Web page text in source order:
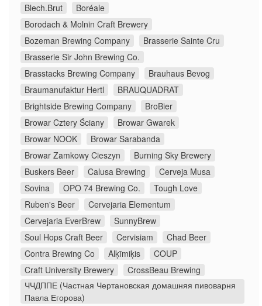
Blech.Brut
Boréale
Borodach & Molnin Craft Brewery
Bozeman Brewing Company
Brasserie Sainte Cru
Brasserie Sir John Brewing Co.
Brasstacks Brewing Company
Brauhaus Bevog
Braumanufaktur Hertl
BRAUQUADRAT
Brightside Brewing Company
BroBier
Browar Cztery Ściany
Browar Gwarek
Browar NOOK
Browar Sarabanda
Browar Zamkowy Cieszyn
Burning Sky Brewery
Buskers Beer
Calusa Brewing
Cerveja Musa
Sovina
OPO 74 Brewing Co.
Tough Love
Ruben's Beer
Cervejaria Elementum
Cervejaria EverBrew
SunnyBrew
Soul Hops Craft Beer
Cervisiam
Chad Beer
Contra Brewing Co
Alķīmiķis
COUP
Craft University Brewery
CrossBeau Brewing
ЧЧДППЕ (Частная Чертановская домашняя пивоварня
Павла Егорова)